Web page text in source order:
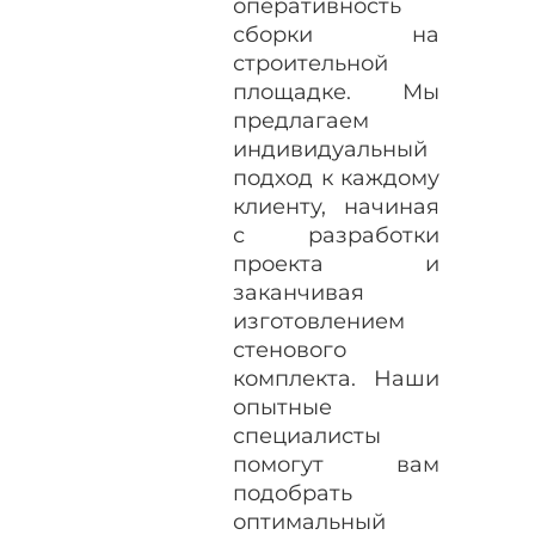
оперативность
сборки на
строительной
площадке. Мы
предлагаем
индивидуальный
подход к каждому
клиенту, начиная
с разработки
проекта и
заканчивая
изготовлением
стенового
комплекта. Наши
опытные
специалисты
помогут вам
подобрать
оптимальный